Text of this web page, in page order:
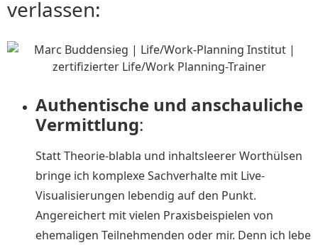
verlassen:
Authentische und anschauliche
Vermittlung:
Statt Theorie-blabla und inhaltsleerer Worthülsen
bringe ich komplexe Sachverhalte mit Live-
Visualisierungen lebendig auf den Punkt.
Angereichert mit vielen Praxisbeispielen von
ehemaligen Teilnehmenden oder mir. Denn ich lebe